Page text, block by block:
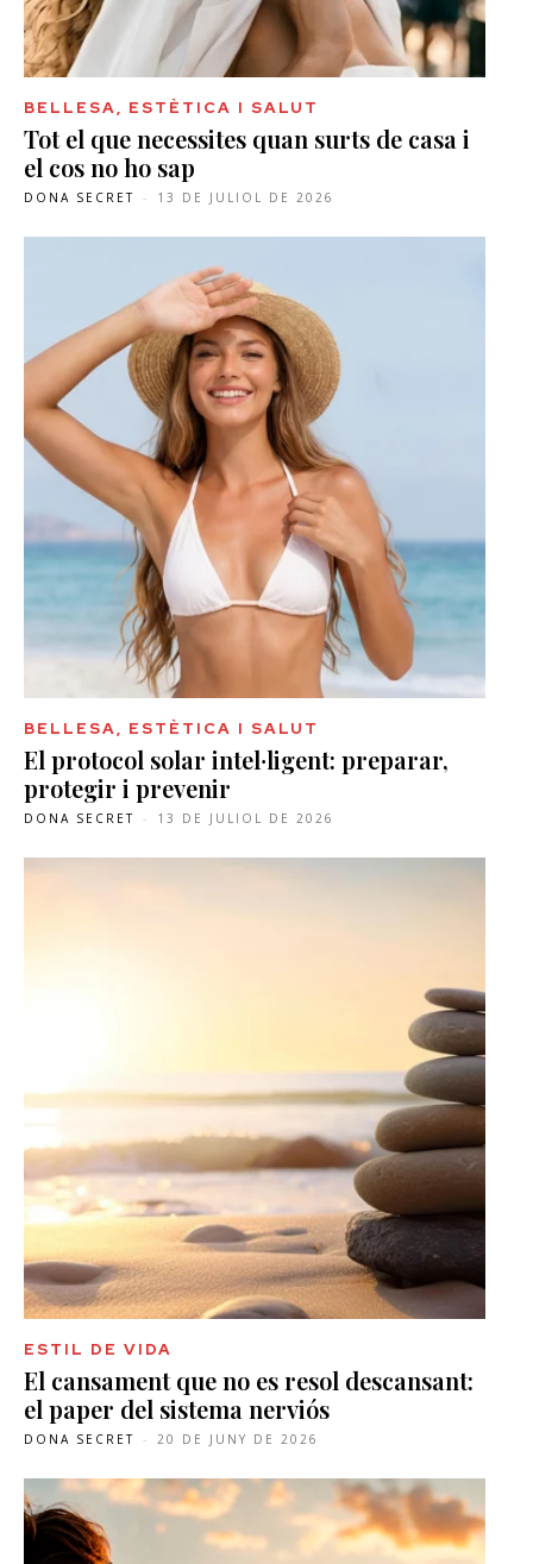
BELLESA, ESTÈTICA I SALUT
Tot el que necessites quan surts de casa i
el cos no ho sap
DONA SECRET - 13 DE JULIOL DE 2026
BELLESA, ESTÈTICA I SALUT
El protocol solar intel·ligent: preparar,
protegir i prevenir
DONA SECRET - 13 DE JULIOL DE 2026
ESTIL DE VIDA
El cansament que no es resol descansant:
el paper del sistema nerviós
DONA SECRET - 20 DE JUNY DE 2026